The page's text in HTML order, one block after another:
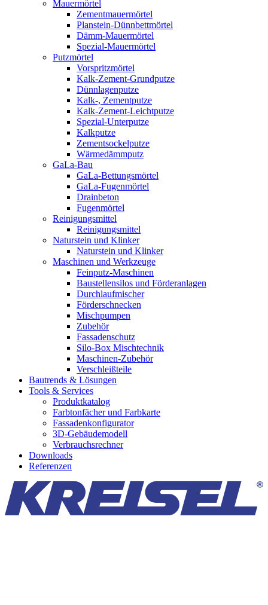
Mauermörtel
Zementmauermörtel
Planstein-Dünnbettmörtel
Dämm-Mauermörtel
Spezial-Mauermörtel
Putzmörtel
Vorspritzmörtel
Kalk-Zement-Grundputze
Dünnlagenputze
Kalk-, Zementputze
Kalk-Zement-Leichtputze
Spezial-Unterputze
Kalkputze
Zementsockelputze
Wärmedämmputz
GaLa-Bau
GaLa-Bettungsmörtel
GaLa-Fugenmörtel
Drainbeton
Fugenmörtel
Reinigungsmittel
Reinigungsmittel
Naturstein und Klinker
Naturstein und Klinker
Maschinen und Werkzeuge
Feinputz-Maschinen
Baustellensilos und Förderanlagen
Durchlaufmischer
Förderschnecken
Mischpumpen
Zubehör
Fassadenschutz
Silo-Box Mischtechnik
Maschinen-Zubehör
Verschleißteile
Bautrends & Lösungen
Tools & Services
Produktkatalog
Farbtonfächer und Farbkarte
Fassadenkonfigurator
3D-Gebäudemodell
Verbrauchsrechner
Downloads
Referenzen